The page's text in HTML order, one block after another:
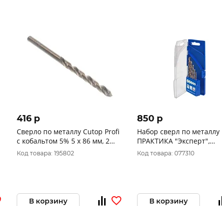
416 p
Сверло по металлу Cutop Profi
с кобальтом 5% 5 x 86 мм, 2
шт. 48-377
Код товара: 195802
В корзину
850 p
Набор сверл по металлу
ПРАКТИКА "Эксперт",
кобальтовые, 5 шт
ПРО кассета 640-254
Код товара: 077310
В корзину